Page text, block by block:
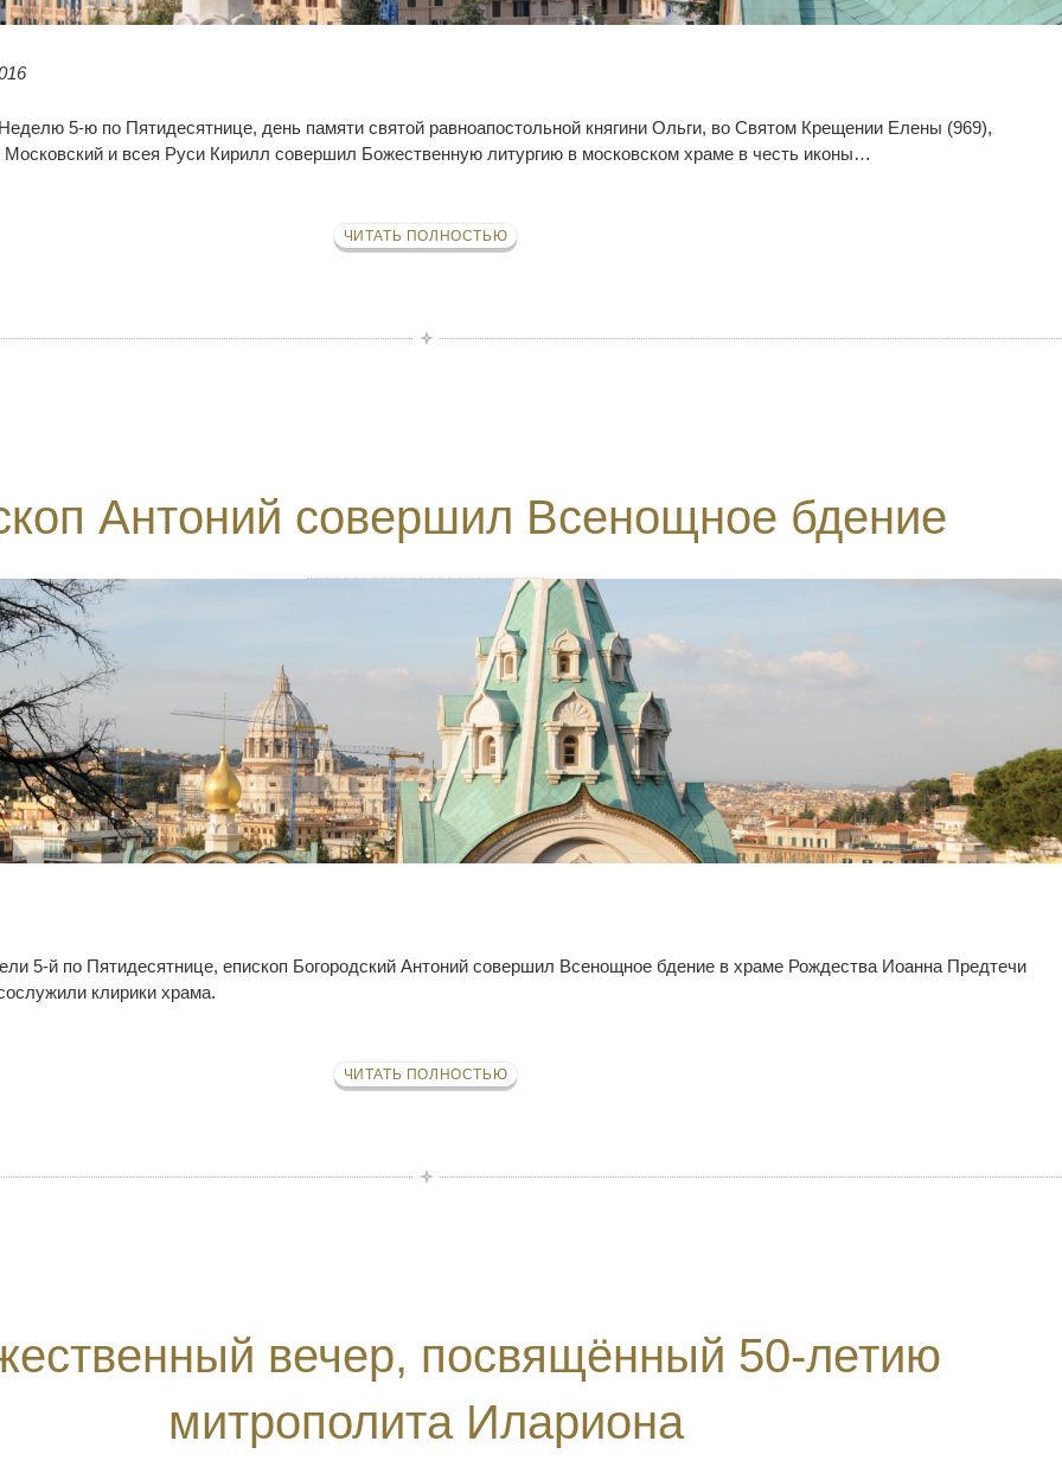
5-ю по Пятидесятнице, день памяти святой равноапостольной княгини Ольги, во Святом Крещении Елены (969),
и всея Руси Кирилл совершил Божественную литургию в московском храме в честь иконы…
ЧИТАТЬ ПОЛНОСТЬЮ
Антоний совершил Всенощное бдение
5-й по Пятидесятнице, епископ Богородский Антоний совершил Всенощное бдение в храме Рождества Иоанна Предтечи
клирики храма.
ЧИТАТЬ ПОЛНОСТЬЮ
вечер, посвящённый 50-летию
митрополита Илариона